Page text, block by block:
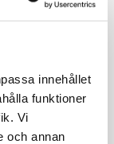
innehållet
funktioner
Vi
och annan